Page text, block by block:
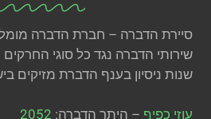
סיירת הדברה – חברת הדברה
שנות ניסיון בענף הדברת מזיקים
עוזי כפיף – היתר הדברה: 2052